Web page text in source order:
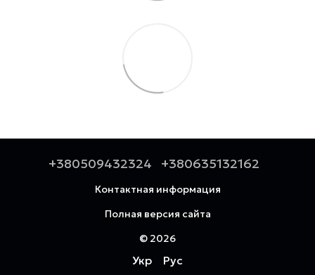
+380509432324 +380635132162
Контактная информация
Полная версия сайта
© 2026
Укр Рус